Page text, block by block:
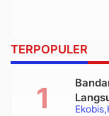
TERPOPULER
Ekobis